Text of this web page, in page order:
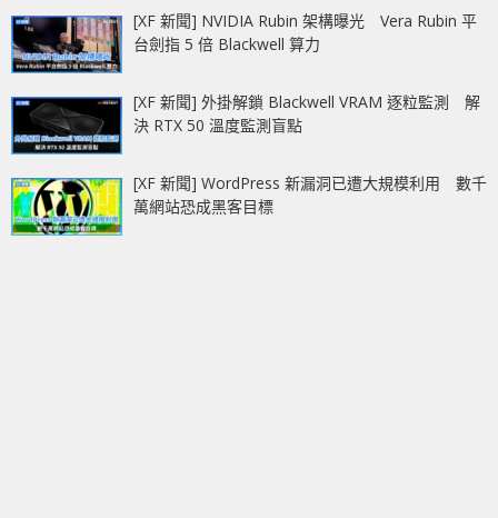
[XF 新聞] NVIDIA Rubin 架構曝光 Vera Rubin 平
台劍指 5 倍 Blackwell 算力
[XF 新聞] 外掛解鎖 Blackwell VRAM 逐粒監測 解
決 RTX 50 溫度監測盲點
[XF 新聞] WordPress 新漏洞已遭大規模利用 數千
萬網站恐成黑客目標